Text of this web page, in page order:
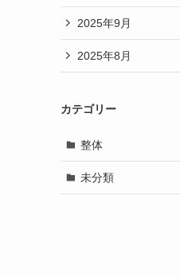
2025年9月
2025年8月
カテゴリー
整体
未分類